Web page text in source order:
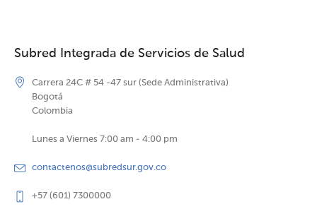
Subred Integrada de Servicios de Salud
Carrera 24C # 54 -47 sur (Sede Administrativa)
Bogotá
Colombia
Lunes a Viernes 7:00 am - 4:00 pm
contactenos@subredsur.gov.co
+57 (601) 7300000